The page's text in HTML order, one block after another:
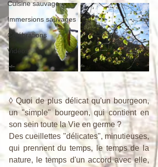
Cuisine sauvage
Immersions sauvages
Célébrations
Vidéos
◊ Quoi de plus délicat qu'un bourgeon,
un "simple" bourgeon, qui contient en
son sein toute la Vie en germe ?
Des cueillettes "délicates", minutieuses,
qui prennent du temps, le temps de la
nature, le temps d'un accord avec elle,